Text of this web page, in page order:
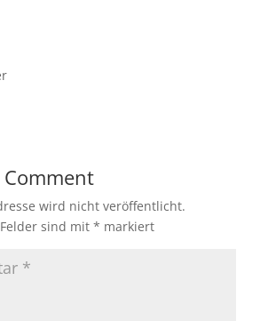
wird nicht veröffentlicht.
sind mit * markiert